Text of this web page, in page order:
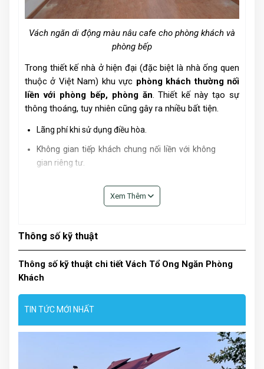
Vách ngăn di động màu nâu cafe cho phòng khách và
phòng bếp
Trong thiết kế nhà ở hiện đại (đặc biệt là nhà ống quen
thuộc ở Việt Nam) khu vực phòng khách thường nối
liền với phòng bếp, phòng ăn. Thiết kế này tạo sự
thông thoáng, tuy nhiên cũng gây ra nhiều bất tiện.
Lãng phí khi sử dụng điều hòa.
Không gian tiếp khách chung nối liền với không
gian riêng tư.
Phòng khách quá lớn muốn chia thành không
Xem Thêm
Thông số kỹ thuật
Thông số kỹ thuật chi tiết Vách Tổ Ong Ngăn Phòng
Khách
TIN TỨC MỚI NHẤT